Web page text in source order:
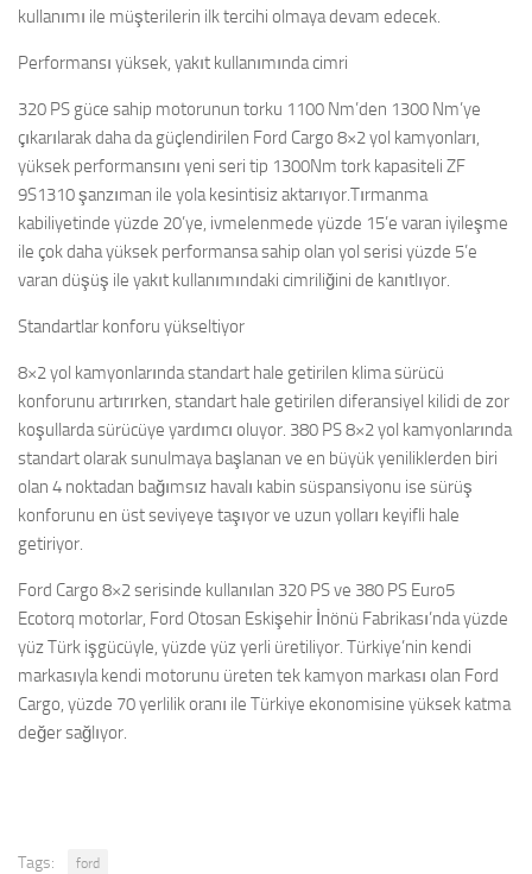
kullanımı ile müşterilerin ilk tercihi olmaya devam edecek.
Performansı yüksek, yakıt kullanımında cimri
320 PS güce sahip motorunun torku 1100 Nm’den 1300 Nm’ye
çıkarılarak daha da güçlendirilen Ford Cargo 8×2 yol kamyonları,
yüksek performansını yeni seri tip 1300Nm tork kapasiteli ZF
9S1310 şanzıman ile yola kesintisiz aktarıyor.Tırmanma
kabiliyetinde yüzde 20’ye, ivmelenmede yüzde 15’e varan iyileşme
ile çok daha yüksek performansa sahip olan yol serisi yüzde 5’e
varan düşüş ile yakıt kullanımındaki cimriliğini de kanıtlıyor.
Standartlar konforu yükseltiyor
8×2 yol kamyonlarında standart hale getirilen klima sürücü
konforunu artırırken, standart hale getirilen diferansiyel kilidi de zor
koşullarda sürücüye yardımcı oluyor. 380 PS 8×2 yol kamyonlarında
standart olarak sunulmaya başlanan ve en büyük yeniliklerden biri
olan 4 noktadan bağımsız havalı kabin süspansiyonu ise sürüş
konforunu en üst seviyeye taşıyor ve uzun yolları keyifli hale
getiriyor.
Ford Cargo 8×2 serisinde kullanılan 320 PS ve 380 PS Euro5
Ecotorq motorlar, Ford Otosan Eskişehir İnönü Fabrikası’nda yüzde
yüz Türk işgücüyle, yüzde yüz yerli üretiliyor. Türkiye’nin kendi
markasıyla kendi motorunu üreten tek kamyon markası olan Ford
Cargo, yüzde 70 yerlilik oranı ile Türkiye ekonomisine yüksek katma
değer sağlıyor.
Tags: ford